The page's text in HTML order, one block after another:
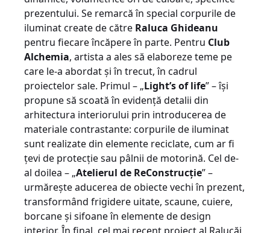
prezentului. Se remarcă în special corpurile de
iluminat create de către Raluca Ghideanu
pentru fiecare încăpere în parte. Pentru Club
Alchemia, artista a ales să elaboreze teme pe
care le-a abordat şi în trecut, în cadrul
proiectelor sale. Primul – „Light’s of life” – îşi
propune să scoată în evidenţă detalii din
arhitectura interiorului prin introducerea de
materiale contrastante: corpurile de iluminat
sunt realizate din elemente reciclate, cum ar fi
ţevi de protecţie sau pâlnii de motorină. Cel de-
al doilea – „Atelierul de ReConstrucţie” –
urmăreşte aducerea de obiecte vechi în prezent,
transformând frigidere uitate, scaune, cuiere,
borcane şi sifoane în elemente de design